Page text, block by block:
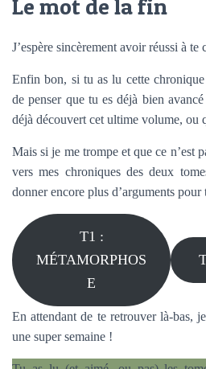
Le mot de la fin
J’espère sincèrement avoir réussi à
Enfin bon, si tu as lu cette
de penser que tu es déjà bien
déjà découvert cet ultime volume, ou
Mais si je me trompe et que ce n’est
vers mes chroniques des deux
donner encore plus d’arguments
T1 :
MÉTAMORPHOS
E
En attendant de te retrouver là-bas,
une super semaine !